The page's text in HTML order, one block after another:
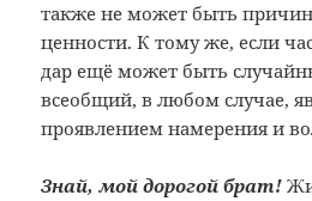
также не может быть
ценности. К тому же, если
дар ещё может быть
всеобщий, в любом случае,
проявлением намерения и
Знай, мой дорогой брат!